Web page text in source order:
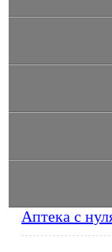
Аптека с